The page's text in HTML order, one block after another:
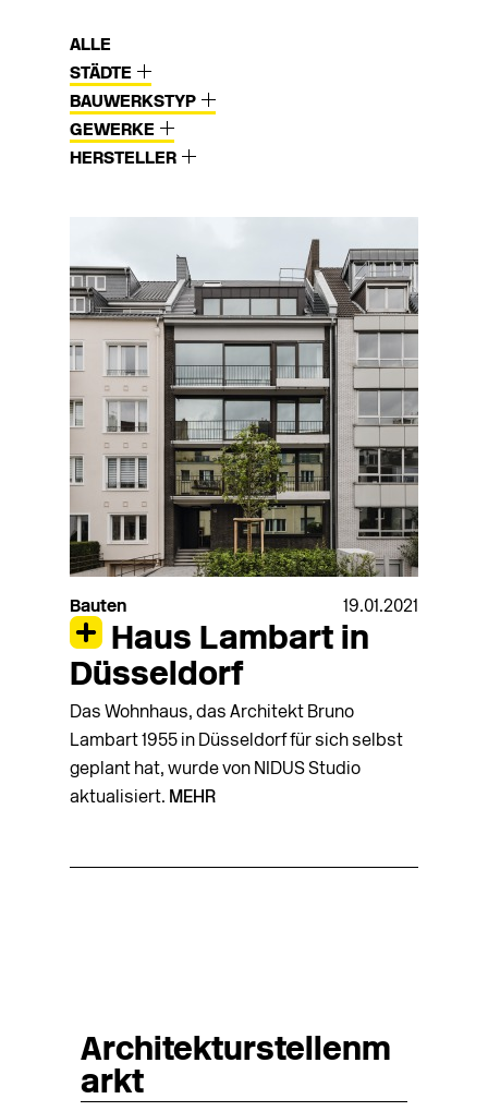
ALLE
STÄDTE
BAUWERKSTYP
GEWERKE
HERSTELLER
Bauten 19.01.2021
Haus Lambart in
Düsseldorf
Das Wohnhaus, das Architekt Bruno
Lambart 1955 in Düsseldorf für sich selbst
geplant hat, wurde von NIDUS Studio
aktualisiert. MEHR
Architekturstellenm
arkt